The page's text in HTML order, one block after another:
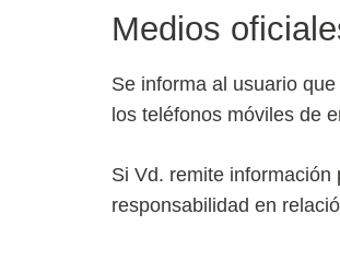
Medios
Se informa al usuario
los teléfonos móviles de
Si Vd. remite
responsabilidad en